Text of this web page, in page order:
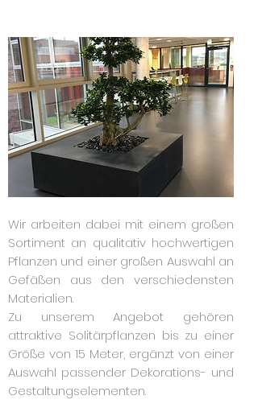
Wir arbeiten dabei mit einem großen
Sortiment an qualitativ hochwertigen
Pflanzen und einer großen Auswahl an
Gefäßen aus den verschiedensten
Materialien.
Zu unserem Angebot gehören
attraktive Solitärpflanzen bis zu einer
Größe von 15 Meter, ergänzt von einer
Auswahl passender Dekorations- und
Gestaltungselementen.